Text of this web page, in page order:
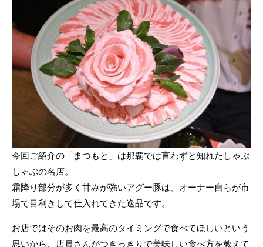
今回ご紹介の「まつもと」は那覇では言わずと知れたしゃぶ
しゃぶの名店。
霜降り部分が多く甘みが強いアグー豚は、オーナー自らが市
場で目利きして仕入れてきた逸品です。
お店ではそのお肉を最高のタイミングで食べてほしいという
思いから、店員さんがつきっきりで美味しい食べ方を教えて